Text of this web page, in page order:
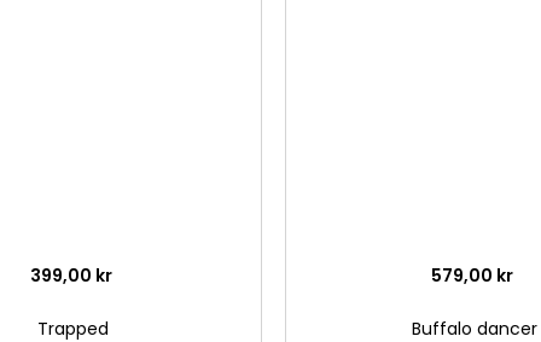
399,00 kr
Trapped
579,00 kr
Buffalo dancer